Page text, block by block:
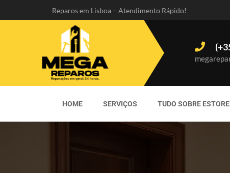
Reparos em Lisboa – Atendimento Rápido!
HOME SERVIÇOS TUDO SOBRE